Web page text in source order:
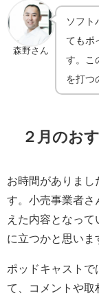
森野さん
ソフト
てもポ
す。こ
を打つ
２月のお
お時間がありま
す。小売事業者さ
えた内容となっ
に立つかと思いま
ポッドキャストで
て、コメントや取